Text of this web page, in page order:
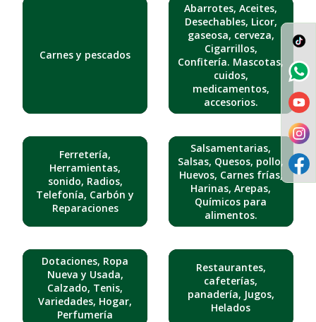
Carnes y pescados
Abarrotes, Aceites,
Desechables, Licor,
gaseosa, cerveza,
Cigarrillos,
Confitería. Mascotas,
cuidos,
medicamentos,
accesorios.
Ferretería,
Herramientas,
sonido, Radios,
Telefonía, Carbón y
Reparaciones
Salsamentarias,
Salsas, Quesos, pollo,
Huevos, Carnes frías,
Harinas, Arepas,
Químicos para
alimentos.
Dotaciones, Ropa
Nueva y Usada,
Calzado, Tenis,
Variedades, Hogar,
Perfumería
Restaurantes,
cafeterías,
panadería, Jugos,
Helados